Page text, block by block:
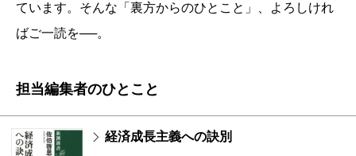
ています。そんな「裏方からのひとこと」、よろしけれ
ばご一読を──。
担当編集者のひとこと
経済成長主義への訣別